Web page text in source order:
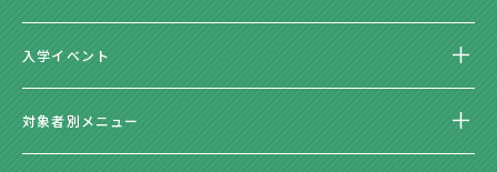
入学イベント
対象者別メニュー